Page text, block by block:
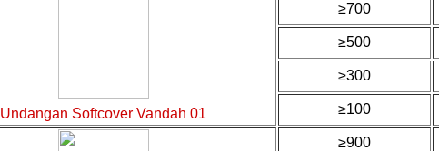
Undangan Softcover Vandah 01
≥700
≥500
≥300
≥100
≥900